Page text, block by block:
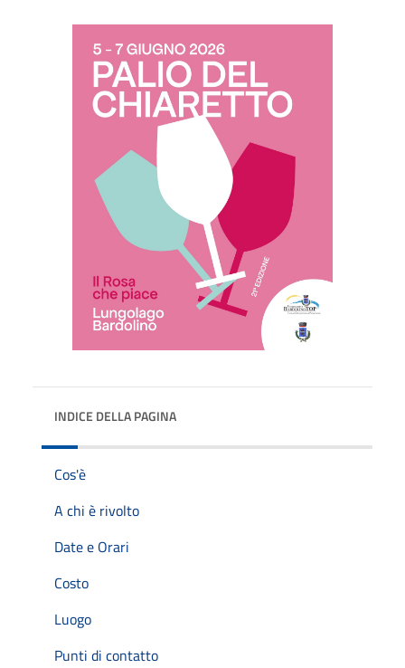
INDICE DELLA PAGINA
Cos'è
A chi è rivolto
Date e Orari
Costo
Luogo
Punti di contatto